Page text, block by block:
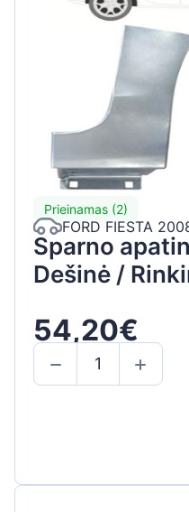
Prieinamas (2)
FORD FIESTA
Sparno
Dešinė /
54,20€